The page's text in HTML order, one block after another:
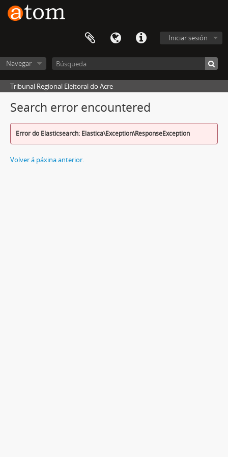
Iniciar sesión
Navegar
Tribunal Regional Eleitoral do Acre
Search error encountered
Error do Elasticsearch: Elastica\Exception\ResponseException
Volver á páxina anterior.